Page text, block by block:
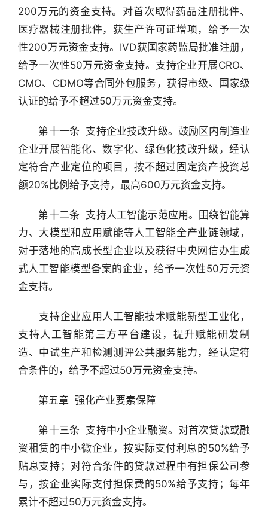
200万元的资金支持。对首次取得药品注册批件、
医疗器械注册批件，获生产许可证增项，给予一次
性200万元资金支持。IVD获国家药监局批准注册，
给予一次性50万元资金支持。支持企业开展CRO、
CMO、CDMO等合同外包服务，获得市级、国家级
认证的给予不超过50万元资金支持。
第十一条  支持企业技改升级。鼓励区内制造业
企业开展智能化、数字化、绿色化技改升级，经认
定符合产业定位的项目，按不超过固定资产投资总
额20%比例给予支持，最高600万元资金支持。
第十二条  支持人工智能示范应用。围绕智能算
力、大模型和应用赋能等人工智能全产业链领域，
对于落地的高成长型企业以及获得中央网信办生成
式人工智能模型备案的企业，给予一次性50万元资
金支持。
支持企业应用人工智能技术赋能新型工业化，
支持人工智能第三方平台建设，提升赋能研发制
造、中试生产和检测测评公共服务能力，经认定符
合条件的，给予不超过50万元资金支持。
第五章  强化产业要素保障
第十三条  支持中小企业融资。对首次贷款或融
资租赁的中小微企业，按实际支付利息的50%给予
贴息支持；对符合条件的贷款过程中有担保公司参
与，按企业实际支付担保费的50%给予支持；每年
累计不超过50万元资金支持。